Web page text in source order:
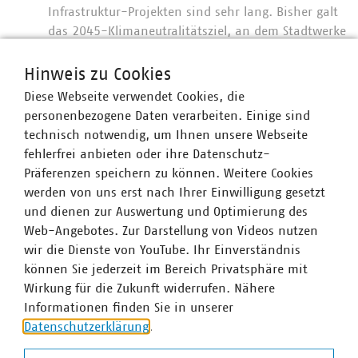
Infrastruktur-Projekten sind sehr lang. Bisher galt
das 2045-Klimaneutralitätsziel, an dem Stadtwerke
Bundesförderung für effiziente Wärmenetze (BEW)
ausgerichtet haben. Nun gibt die Bundesregierung
starre Zwischenziele für 2030 und 2040 vor. Pläne
und Investitionen, mit denen diese Zwischenziele
erst später erreicht werden, wären damit nichtig.
Investitionsstopps wären die Folge. Richtig sind
die Fristverlängerungen. Sie gelten für Fernwärme,
die sich zu 70 Prozent aus KWK speist - allerdings
nur für fossile KWK. Sinnvoll wäre, wenn die
Abgeordnete diese Regel entschärfen und sie auf
hocheffiziente KWK-Anlagen beziehen, die einen
Mix aus fossiler und erneuerbarer Wärme erzeugen.
Allein Effizienz sollte entscheidend sein.
Pläne für neue Wärmenetze nicht durchkreuzen.
Hinweis zu Cookies
Diese Webseite verwendet Cookies, die
personenbezogene Daten verarbeiten. Einige sind
technisch notwendig, um Ihnen unsere Webseite
fehlerfrei anbieten oder ihre Datenschutz-
Präferenzen speichern zu können. Weitere Cookies
werden von uns erst nach Ihrer Einwilligung gesetzt
und dienen zur Auswertung und Optimierung des
Web-Angebotes. Zur Darstellung von Videos nutzen
wir die Dienste von YouTube. Ihr Einverständnis
können Sie jederzeit im Bereich Privatsphäre mit
Wirkung für die Zukunft widerrufen. Nähere
Informationen finden Sie in unserer
Datenschutzerklärung